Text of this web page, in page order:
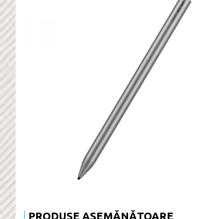
PRODUSE ASEMĂNĂTOARE